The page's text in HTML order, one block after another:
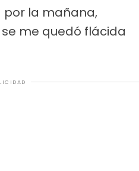
por la mañana,
me quedó flácida